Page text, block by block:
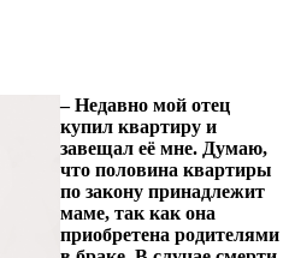
– Недавно мой отец
купил квартиру и
завещал её мне. Думаю,
что половина квартиры
по закону принадлежит
маме, так как она
приобретена родителями